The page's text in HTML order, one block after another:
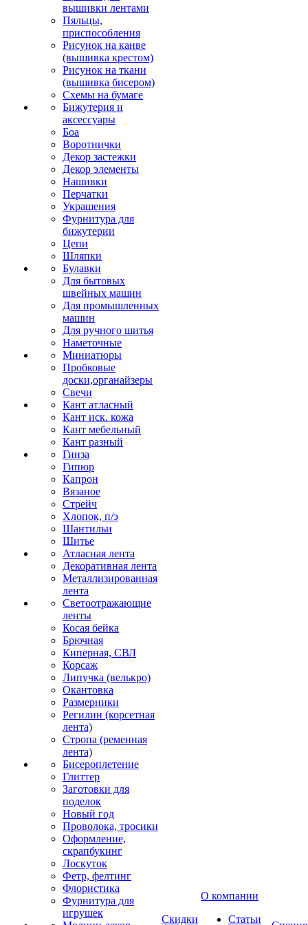
вышивки лентами
Пяльцы,
приспособления
Рисунок на канве
(вышивка крестом)
Рисунок на ткани
(вышивка бисером)
Схемы на бумаге
Бижутерия и
аксессуары
Боа
Воротнички
Декор застежки
Декор элементы
Нашивки
Перчатки
Украшения
Фурнитура для
бижутерии
Цепи
Шляпки
Булавки
Для бытовых
швейных машин
Для промышленных
машин
Для ручного шитья
Наметочные
Миниатюры
Пробковые
доски,органайзеры
Свечи
Кант атласный
Кант иск. кожа
Кант мебельный
Кант разный
Гинза
Гипюр
Капрон
Вязаное
Стрейч
Хлопок, п/э
Шантильи
Шитье
Атласная лента
Декоративная лента
Металлизированная
лента
Светоотражающие
ленты
Косая бейка
Брючная
Киперная, СВЛ
Корсаж
Липучка (велькро)
Окантовка
Размерники
Регилин (корсетная
лента)
Стропа (ременная
лента)
Бисероплетение
Глиттер
Заготовки для
поделок
Новый год
Проволока, тросики
Оформление,
скрапбукинг
Лоскуток
Фетр, фелтинг
Флористика
Фурнитура для
игрушек
Скидки
О компании
Статьи